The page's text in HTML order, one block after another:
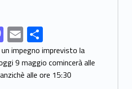
M
as
to
d
E
m
ai
l
S
h
ar
e
impegno imprevisto la
9 maggio comincerà alle
alle ore 15:30